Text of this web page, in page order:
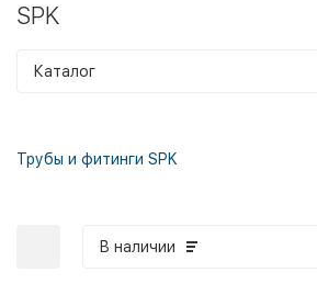
SPK
Каталог
Трубы и фитинги SPK
В наличии